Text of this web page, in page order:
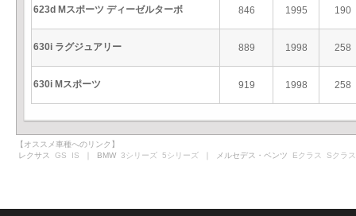
623d Mスポーツ ディーゼルターボ 846 1995 190
630i ラグジュアリー 889 1998 258
630i Mスポーツ 919 1998 258
【オススメ車種へのリンク】
レクサス GS IS ｜ BMW 3シリーズ 5シリーズ ｜ メルセデス・ベンツ Eクラス Sクラス